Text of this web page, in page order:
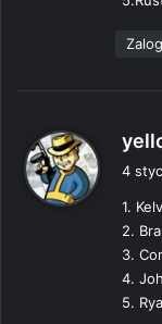
4
1.
2.
3.
4.
5.